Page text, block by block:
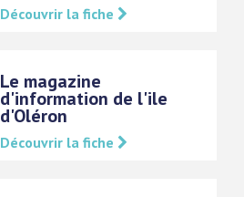
Découvrir la fiche
Le magazine
d'information de l'ile
d'Oléron
Découvrir la fiche